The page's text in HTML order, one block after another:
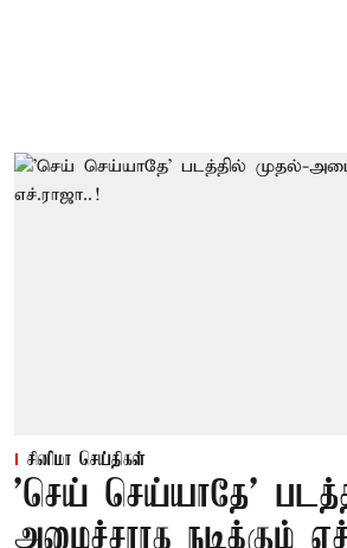
சினிமா செய்திகள்
'செய் செய்யாதே'
அமைச்சராக நடிக்கும்